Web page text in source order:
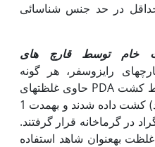
در حد جنس شناسائی
خام توسط قارچ های
رایزوسفر، هر گونه
قارچی در پتری­های محتوی محیط کشت PDA حاوی غلظت‏های
مختلف نفت خام (1 تا 15 درصد) کشت داده شدند و به‏مدت 1
سانتی­گراد در گرماخانه قرار گرفتند.
به‏عنوان شاهد استفاده